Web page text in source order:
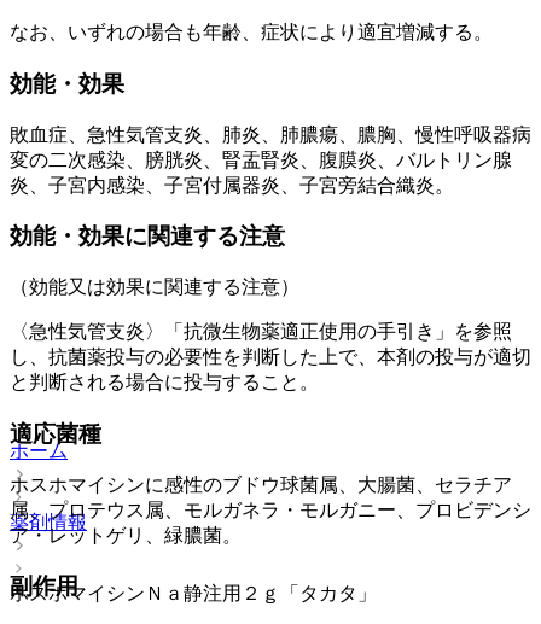
なお、いずれの場合も年齢、症状により適宜増減する。
効能・効果
敗血症、急性気管支炎、肺炎、肺膿瘍、膿胸、慢性呼吸器病
変の二次感染、膀胱炎、腎盂腎炎、腹膜炎、バルトリン腺
炎、子宮内感染、子宮付属器炎、子宮旁結合織炎。
効能・効果に関連する注意
（効能又は効果に関連する注意）
〈急性気管支炎〉「抗微生物薬適正使用の手引き」を参照
し、抗菌薬投与の必要性を判断した上で、本剤の投与が適切
と判断される場合に投与すること。
適応菌種
ホスホマイシンに感性のブドウ球菌属、大腸菌、セラチア
属、プロテウス属、モルガネラ・モルガニー、プロビデンシ
ア・レットゲリ、緑膿菌。
副作用
ホーム
薬剤情報
ホスホマイシンＮａ静注用２ｇ「タカタ」